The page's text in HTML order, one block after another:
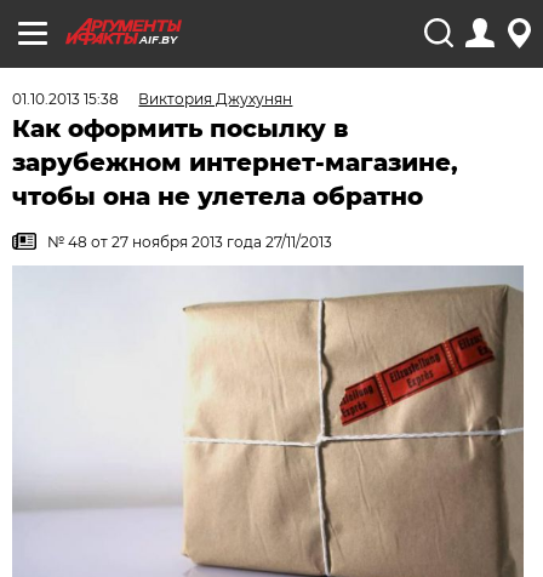
AIF.BY
01.10.2013 15:38 Виктория Джухунян
Как оформить посылку в
зарубежном интернет-магазине,
чтобы она не улетела обратно
№ 48 от 27 ноября 2013 года 27/11/2013